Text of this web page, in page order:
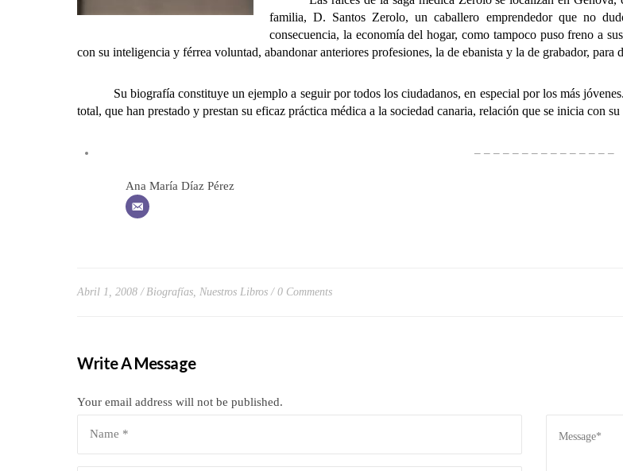
familia, D. Santos Zerolo, un caballero emprendedor que no
consecuencia, la economía del hogar, como tampoco puso freno a
con su inteligencia y férrea voluntad, abandonar anteriores profesiones, la de ebanista y la de grabador, para
Su biografía constituye un ejemplo a seguir por todos los ciudadanos, en especial por los más
total, que han prestado y prestan su eficaz práctica médica a la sociedad canaria, relación que se inicia con
– – – – – – – – – – – – – – –
Ana María Díaz Pérez
Abril 1, 2008 Biografías Nuestros Libros 0 Comments
Write A Message
Your email address will not be published.